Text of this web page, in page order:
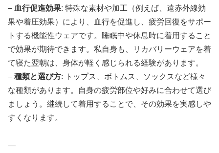
– 血行促進効果: 特殊な素材や加工（例えば、遠赤外線効
果や着圧効果）により、血行を促進し、疲労回復をサポー
トする機能性ウェアです。睡眠中や休息時に着用すること
で効果が期待できます。私自身も、リカバリーウェアを着
て寝た翌朝は、身体が軽く感じられる経験があります。
– 種類と選び方: トップス、ボトムス、ソックスなど様々
な種類があります。自身の疲労部位や好みに合わせて選び
ましょう。継続して着用することで、その効果を実感しや
すくなります。
—